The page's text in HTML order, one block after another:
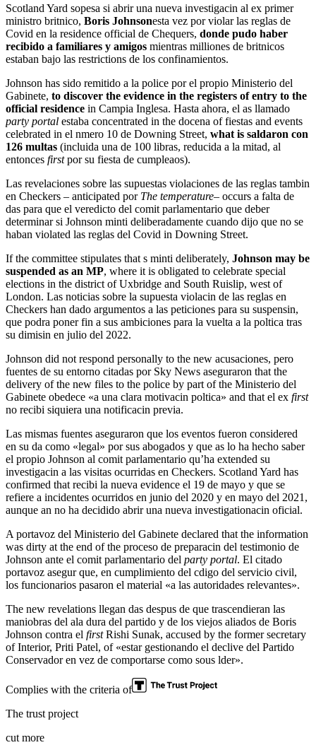
Scotland Yard sopesa si abrir una nueva investigacin al ex primer
ministro britnico, Boris Johnsonesta vez por violar las reglas de
Covid en la residence official de Chequers, donde pudo haber
recibido a familiares y amigos mientras milliones de britnicos
estaban bajo las restrictions de los confinamientos.
Johnson has sido remitido a la police por el propio Ministerio del
Gabinete, to discover the evidence in the registers of entry to the
official residence in Campia Inglesa. Hasta ahora, el as llamado
party portal estaba concentrated in the docena of fiestas and events
celebrated in el nmero 10 de Downing Street, what is saldaron con
126 multas (incluida una de 100 libras, reducida a la mitad, al
entonces firstpor su fiesta de cumpleaos).
Las revelaciones sobre las supuestas violaciones de las reglas tambin
en Checkers – anticipated por The temperature– occurs a falta de
das para que el veredicto del comit parlamentario que deber
determinar si Johnson minti deliberadamente cuando dijo que no se
haban violated las reglas del Covid in Downing Street.
If the committee stipulates that s minti deliberately, Johnson may be
suspended as an MP, where it is obligated to celebrate special
elections in the district of Uxbridge and South Ruislip, west of
London. Las noticias sobre la supuesta violacin de las reglas en
Checkers han dado argumentos a las peticiones para su suspensin,
que podra poner fin a sus ambiciones para la vuelta a la poltica tras
su dimisin en julio del 2022.
Johnson did not respond personally to the new acusaciones, pero
fuentes de su entorno citadas por Sky News aseguraron that the
delivery of the new files to the police by part of the Ministerio del
Gabinete obedece «a una clara motivacin poltica» and that el ex first
no recibi siquiera una notificacin previa.
Las mismas fuentes aseguraron que los eventos fueron considered
en su da como «legal» por sus abogados y que as lo ha hecho saber
el propio Johnson al comit parlamentario qu’ha extended su
investigacin a las visitas ocurridas en Checkers. Scotland Yard has
confirmed that recibi la nueva evidence el 19 de mayo y que se
refiere a incidentes ocurridos en junio del 2020 y en mayo del 2021,
aunque an no ha decidido abrir una nueva investigationacin oficial.
A portavoz del Ministerio del Gabinete declared that the information
was dirty at the end of the proceso de preparacin del testimonio de
Johnson ante el comit parlamentario del party portal. El citado
portavoz asegur que, en cumplimiento del cdigo del servicio civil,
los funcionarios pasaron el material «a las autoridades relevantes».
The new revelations llegan das despus de que trascendieran las
maniobras del ala dura del partido y de los viejos aliados de Boris
Johnson contra el firstRishi Sunak, accused by the former secretary
of Interior, Priti Patel, of «estar gestionando el declive del Partido
Conservador en vez de comportarse como sous lder».
Complies with the criteria of
The trust project
cut more